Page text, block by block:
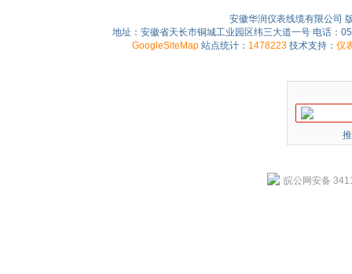
安徽华润仪表线缆有限公司
地址：安徽省天长市铜城工业园区纬三大道一号 电话：
GoogleSiteMap 站点统计： 1478223 技术支持： 仪
皖公网安备